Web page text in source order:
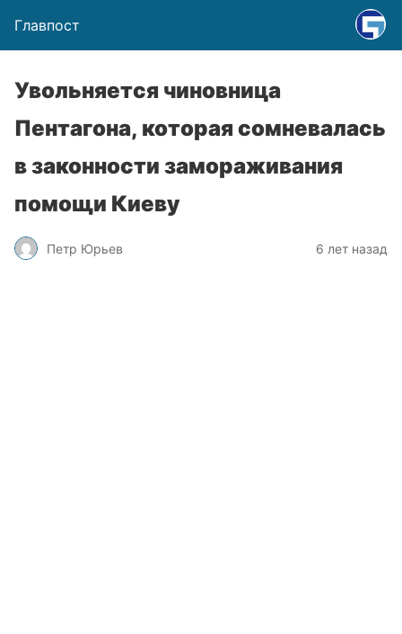
Главпост
Увольняется чиновница
Пентагона, которая сомневалась
в законности замораживания
помощи Киеву
Петр Юрьев 6 лет назад